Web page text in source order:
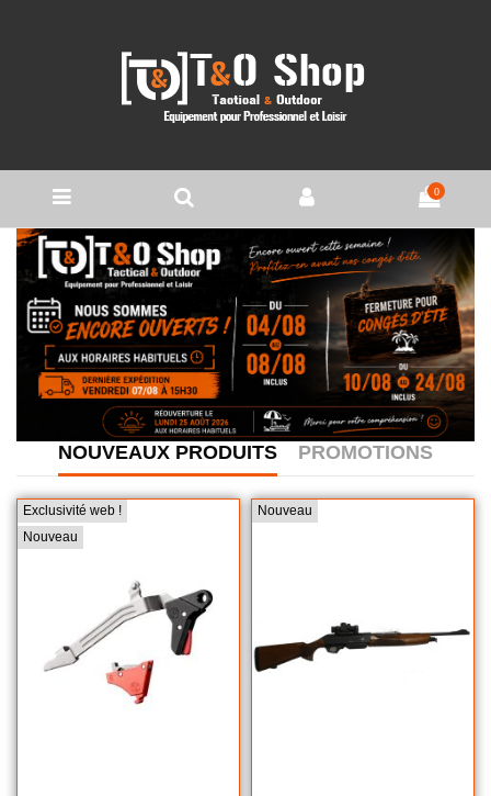
0
NOUVEAUX PRODUITS PROMOTIONS
Exclusivité web !
Nouveau
Nouveau